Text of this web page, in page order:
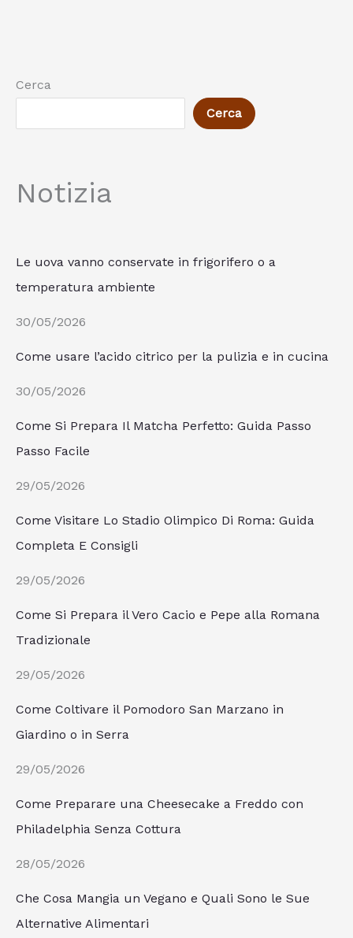
Cerca
Cerca
Notizia
Le uova vanno conservate in frigorifero o a
temperatura ambiente
30/05/2026
Come usare l’acido citrico per la pulizia e in cucina
30/05/2026
Come Si Prepara Il Matcha Perfetto: Guida Passo
Passo Facile
29/05/2026
Come Visitare Lo Stadio Olimpico Di Roma: Guida
Completa E Consigli
29/05/2026
Come Si Prepara il Vero Cacio e Pepe alla Romana
Tradizionale
29/05/2026
Come Coltivare il Pomodoro San Marzano in
Giardino o in Serra
29/05/2026
Come Preparare una Cheesecake a Freddo con
Philadelphia Senza Cottura
28/05/2026
Che Cosa Mangia un Vegano e Quali Sono le Sue
Alternative Alimentari